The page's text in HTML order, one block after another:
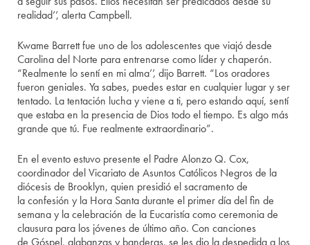
realidad’’, alerta Campbell.
Kwame Barrett fue uno de los adolescentes que viajó desde
Carolina del Norte para entrenarse como líder y chaperón.
“Realmente lo sentí en mi alma’’, dijo Barrett. “Los oradores
fueron geniales. Ya sabes, puedes estar en cualquier lugar y ser
tentado. La tentación lucha y viene a ti, pero estando aquí, sentí
que estaba en la presencia de Dios todo el tiempo. Es algo más
grande que tú. Fue realmente extraordinario”.
En el evento estuvo presente el Padre Alonzo Q. Cox,
coordinador del Vicariato de Asuntos Católicos Negros de la
diócesis de Brooklyn, quien presidió el sacramento de
la confesión y la Hora Santa durante el primer día del fin de
semana y la celebración de la Eucaristía como ceremonia de
clausura para los jóvenes de último año. Con canciones
de Góspel, alabanzas y banderas, se les dio la despedida a los